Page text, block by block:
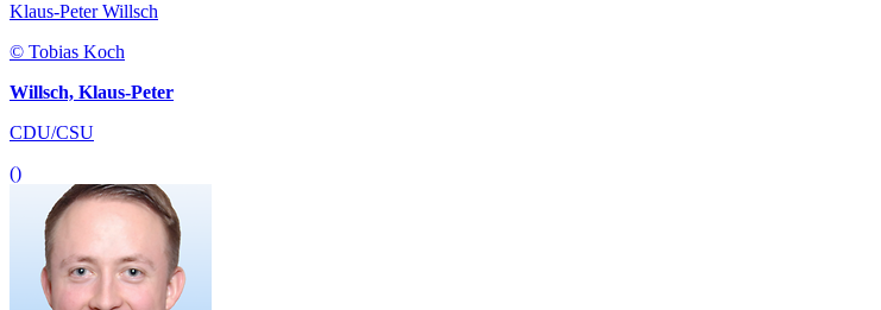
Klaus-Peter Willsch
© Tobias Koch
Willsch, Klaus-Peter
CDU/CSU
()